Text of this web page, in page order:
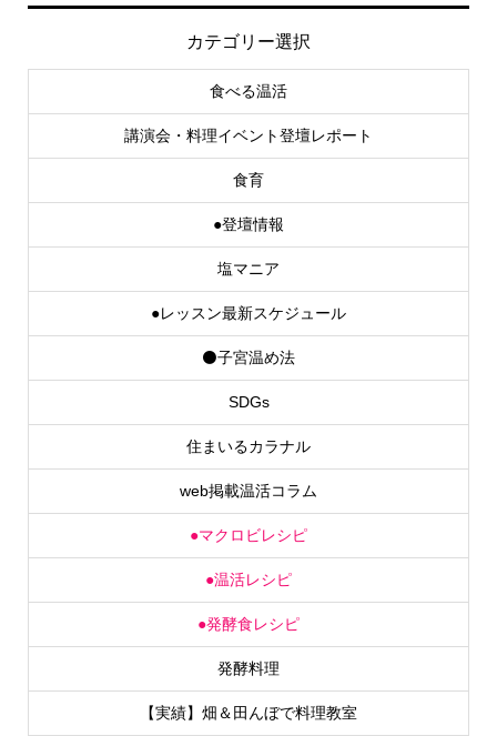
カテゴリー選択
食べる温活
講演会・料理イベント登壇レポート
食育
●登壇情報
塩マニア
●レッスン最新スケジュール
⚫子宮温め法
SDGs
住まいるカラナル
web掲載温活コラム
●マクロビレシピ
●温活レシピ
●発酵食レシピ
発酵料理
【実績】畑＆田んぼで料理教室